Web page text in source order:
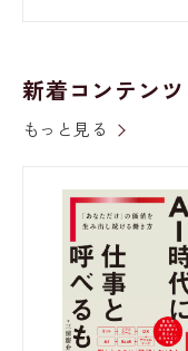
新着コンテンツ
もっと見る